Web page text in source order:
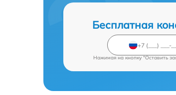
Бесплатная
Нажимая на кнопку "Оставить